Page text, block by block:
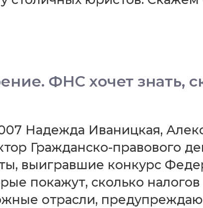
ФНС хочет знать,
Надежда Иваницкая,
Гражданско-правового
выигравшие конкурс
покажут, сколько
отрасли,